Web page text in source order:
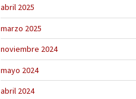
abril 2025
marzo 2025
noviembre 2024
mayo 2024
abril 2024